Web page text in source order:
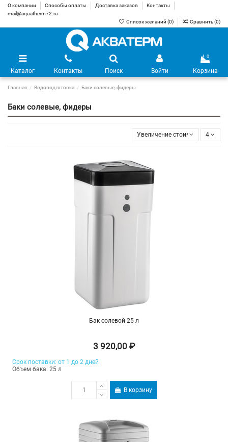
О компании Способы оплаты Доставка заказов
Контакты
mail@aquatherm72.ru
Список желаний (0) Сравнить (0)
Каталог Контакты Поиск Войти
0
Корзина
Главная Водоподготовка Баки солевые, фидеры
Баки солевые, фидеры
Увеличение стоимости 4
Бак солевой 25 л
3 920,00 ₽
Срок поставки: от 1 до 2 дней
Объем бака: 25 л
В корзину